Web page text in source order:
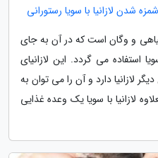
گیاهی و وگان است که در آن به جای
استفاده می گردد. این لازانیای
لازانیا دارد و آن را می توان به
لازانیا با سویا یک وعده غذایی